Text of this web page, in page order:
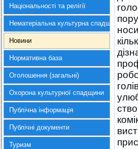
Національності та релігії
Нематеріальна культурна спадщина
Новини
Нормативна база
Оголошення (загальні)
Охорона культурної спадщини
Публічна інформація
Публічні документи
Туризм